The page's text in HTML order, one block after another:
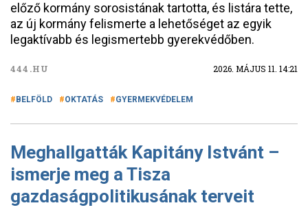
előző kormány sorosistának tartotta, és listára tette,
az új kormány felismerte a lehetőséget az egyik
legaktívabb és legismertebb gyerekvédőben.
444.HU 2026. MÁJUS 11. 14:21
BELFÖLD OKTATÁS GYERMEKVÉDELEM
Meghallgatták Kapitány Istvánt –
ismerje meg a Tisza
gazdaságpolitikusának terveit